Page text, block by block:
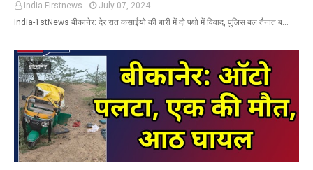
India-Firstnews
July 07, 2024
India-1stNews बीकानेर: देर रात कसाईयो की बारी में दो पक्षो में विवाद, पुलिस बल तैनात ब…
बीकानेर